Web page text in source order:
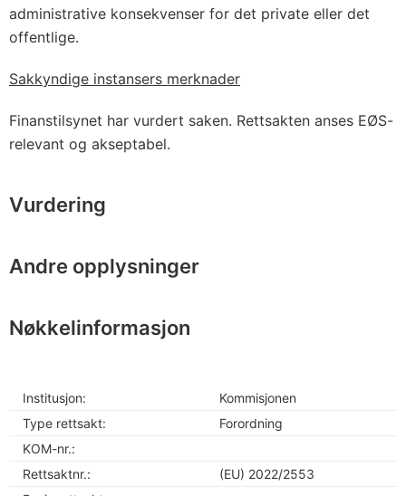
administrative konsekvenser for det private eller det
offentlige.
Sakkyndige instansers merknader
Finanstilsynet har vurdert saken. Rettsakten anses EØS-
relevant og akseptabel.
Vurdering
Andre opplysninger
Nøkkelinformasjon
Institusjon:
Kommisjonen
Type rettsakt:
Forordning
KOM-nr.:
Rettsaktnr.:
(EU) 2022/2553